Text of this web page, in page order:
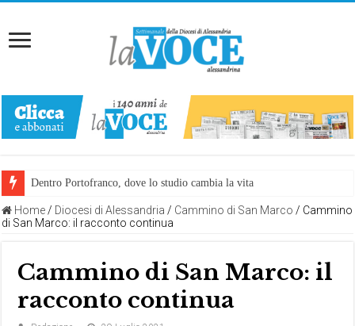
Dentro Portofranco, dove lo studio cambia la vita
Home / Diocesi di Alessandria / Cammino di San Marco / Cammino
di San Marco: il racconto continua
Cammino di San Marco: il
racconto continua